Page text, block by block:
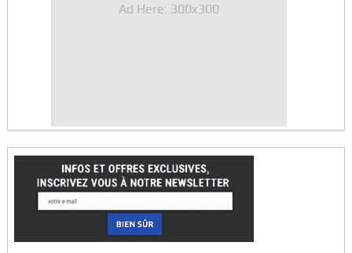
Ad Here: 300x300